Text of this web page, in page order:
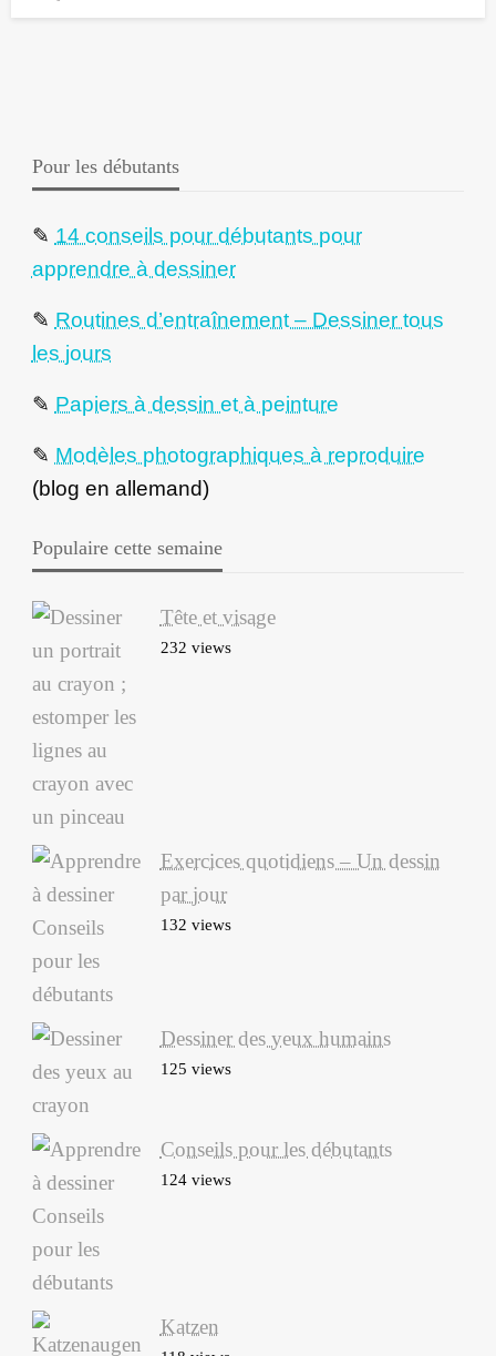
Pour les débutants
✎ 14 conseils pour débutants pour
apprendre à dessiner
✎ Routines d’entraînement – Dessiner tous
les jours
✎ Papiers à dessin et à peinture
✎ Modèles photographiques à reproduire
(blog en allemand)
Populaire cette semaine
Tête et visage
232 views
Exercices quotidiens – Un dessin
par jour
132 views
Dessiner des yeux humains
125 views
Conseils pour les débutants
124 views
Katzen